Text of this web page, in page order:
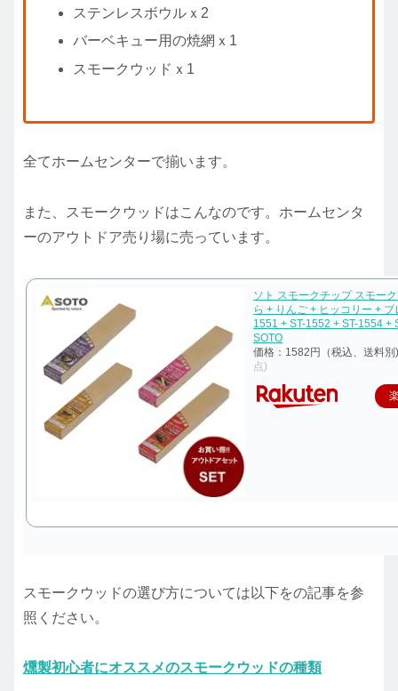
ステンレスボウルｘ2
バーベキュー用の焼網ｘ1
スモークウッドｘ1
全てホームセンターで揃います。
また、スモークウッドはこんなのです。ホームセンタ
ーのアウトドア売り場に売っています。
ソト スモークチップ スモー
ら + りんご + ヒッコリー + ブ
1551 + ST-1552 + ST-1554 +
SOTO
価格：1582円（税込、送料別)
点)
スモークウッドの選び方については以下をの記事を参
照ください。
燻製初心者にオススメのスモークウッドの種類